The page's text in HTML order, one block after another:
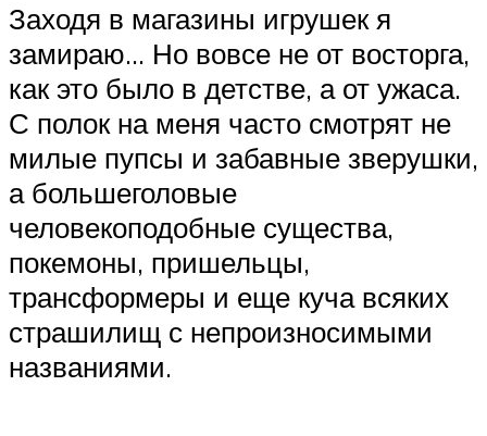
Заходя в магазины игрушек я
замираю… Но вовсе не от восторга,
как это было в детстве, а от ужаса.
С полок на меня часто смотрят не
милые пупсы и забавные зверушки,
а большеголовые
человекоподобные существа,
покемоны, пришельцы,
трансформеры и еще куча всяких
страшилищ с непроизносимыми
названиями.